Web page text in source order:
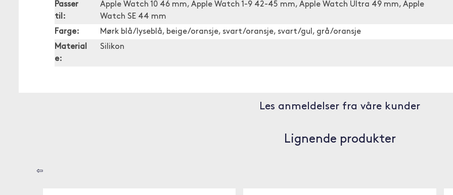
Passer
til:
Apple Watch 10 46 mm, Apple Watch 1-9 42-45 mm, Apple Watch Ultra 49 mm, Apple
Watch SE 44 mm
Farge:
Mørk blå/lyseblå, beige/oransje, svart/oransje, svart/gul, grå/oransje
Material
e:
Silikon
Les anmeldelser fra våre kunder
Lignende produkter
⇦